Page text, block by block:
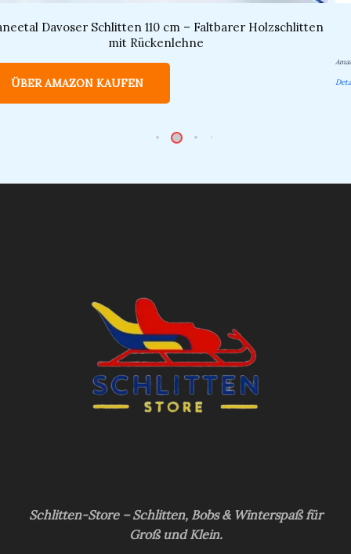
Davoser Schlitten 110 cm – Faltbarer Holzschlitten
mit Rückenlehne
ÜBER AMAZON KAUFEN
Schlitten-Store – Schlitten, Bobs & Winterspaß für
Groß und Klein.